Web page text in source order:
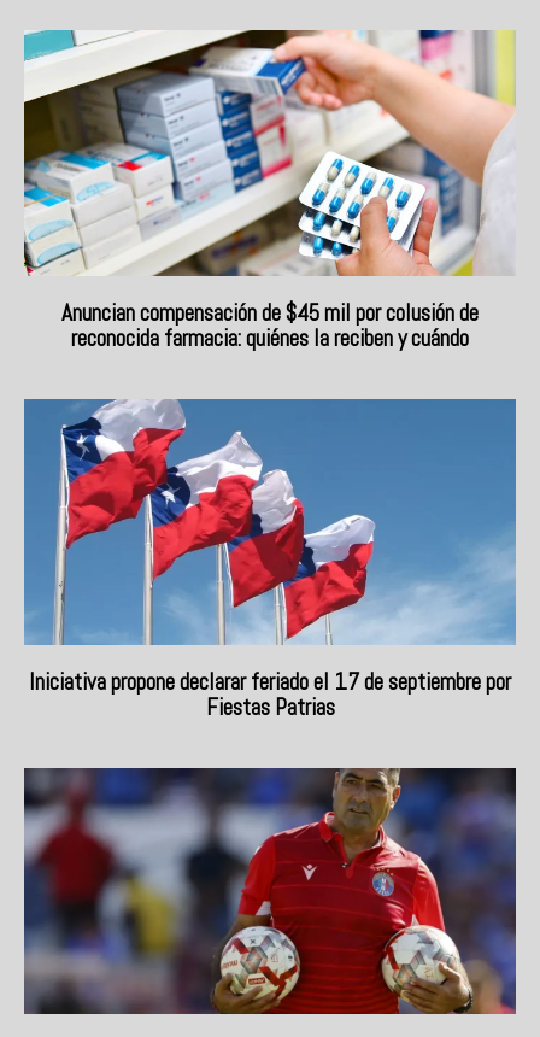
Anuncian compensación de $45 mil por colusión de
reconocida farmacia: quiénes la reciben y cuándo
Iniciativa propone declarar feriado el 17 de septiembre por
Fiestas Patrias